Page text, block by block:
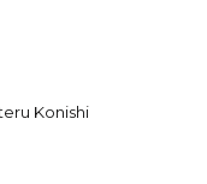
Konishi